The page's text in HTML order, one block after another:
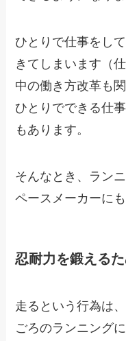
ひとりで仕事をし
きてしまいます（
中の働き方改革も
ひとりでできる仕
もあります。
そんなとき、ラン
ペースメーカーに
忍耐力を鍛える
走るという行為は
ごろのランニング